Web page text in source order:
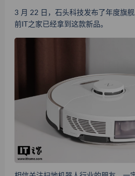
3 月 22 日，石头科技发布了年度旗
前IT之家已经拿到这款新品。